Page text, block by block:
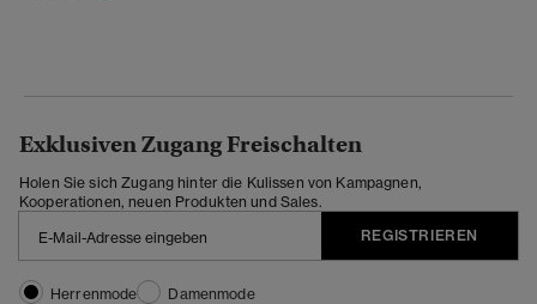
Exklusiven Zugang Freischalten
Holen Sie sich Zugang hinter die Kulissen von Kampagnen,
Kooperationen, neuen Produkten und Sales.
REGISTRIEREN
Herrenmode
Damenmode